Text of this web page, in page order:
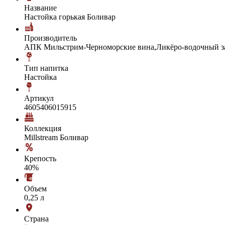
Название
Настойка горькая Боливар
Производитель
АПК Мильстрим-Черноморские вина,Ликёро-водочный
Тип напитка
Настойка
Артикул
4605406015915
Коллекция
Millstream Боливар
Крепость
40%
Объем
0,25 л
Страна